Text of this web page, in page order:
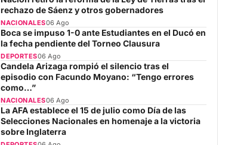
rechazo de Sáenz y otros gobernadores
NACIONALES06 Ago
Boca se impuso 1-0 ante Estudiantes en el Ducó en
la fecha pendiente del Torneo Clausura
DEPORTES06 Ago
Candela Arizaga rompió el silencio tras el
episodio con Facundo Moyano: “Tengo errores
como…”
NACIONALES06 Ago
La AFA establece el 15 de julio como Día de las
Selecciones Nacionales en homenaje a la victoria
sobre Inglaterra